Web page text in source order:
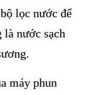
lọc nước để
là nước sạch
máy phun